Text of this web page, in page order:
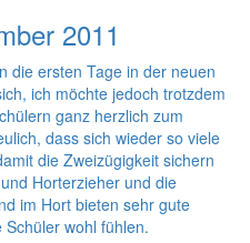
2011
die ersten Tage in der neuen
ich möchte jedoch trotzdem
ganz herzlich zum
dass sich wieder so viele
die Zweizügigkeit sichern
Horterzieher und die
im Hort bieten sehr gute
wohl fühlen.